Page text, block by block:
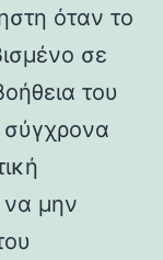
όταν το
σε
του
σύγχρονα
μην